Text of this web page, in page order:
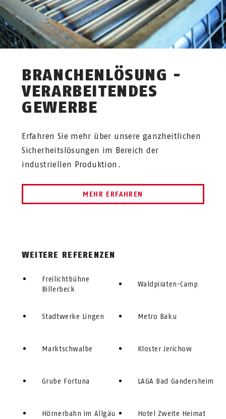
BRANCHENLÖSUNG -
VERARBEITENDES
GEWERBE
Erfahren Sie mehr über unsere ganzheitlichen
Sicherheitslösungen im Bereich der
industriellen Produktion.
MEHR ERFAHREN
WEITERE REFERENZEN
Freilichtbühne
Billerbeck
Stadtwerke Lingen
Marktschwalbe
Grube Fortuna
Hörnerbahn im Allgäu
Waldpiraten-Camp
Metro Baku
Kloster Jerichow
LAGA Bad Gandersheim
Hotel Zweite Heimat